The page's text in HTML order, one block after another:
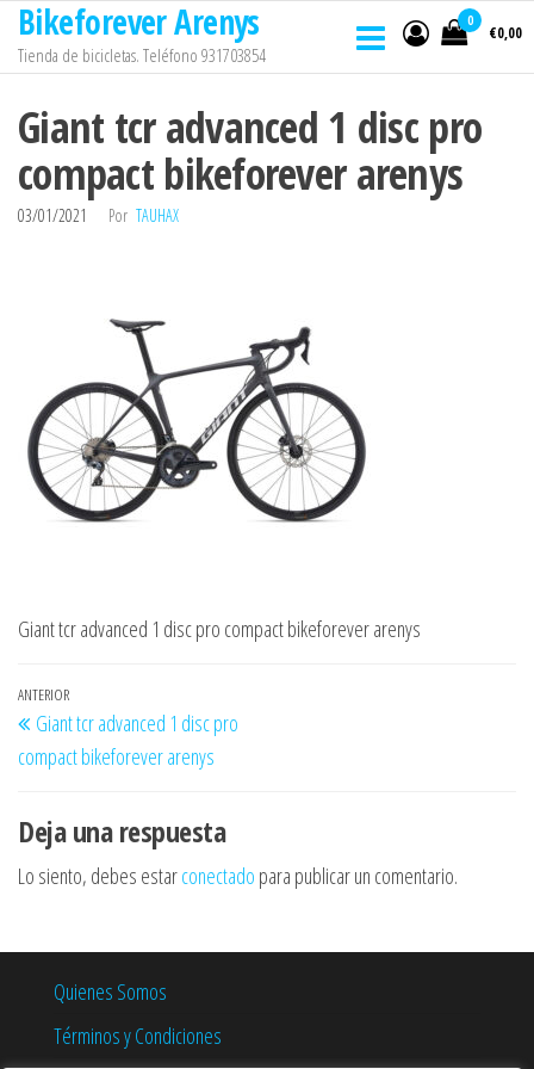
Saltar
contenido
Bikeforever Arenys
Tienda de bicicletas. Teléfono 931703854
0
€0,00
Giant tcr advanced 1 disc pro
compact bikeforever arenys
03/01/2021 Por TAUHAX
Giant tcr advanced 1 disc pro compact bikeforever arenys
Navegación
de
entradas
Entrada
anterior
ANTERIOR
Giant tcr advanced 1 disc pro
compact bikeforever arenys
Deja una respuesta
Lo siento, debes estarconectado para publicar un comentario.
Quienes Somos
Términos y Condiciones